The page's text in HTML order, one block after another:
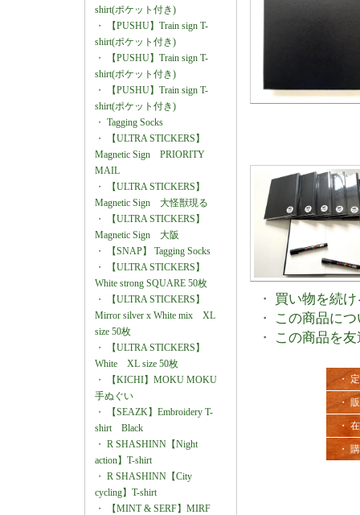
shirt(ポケット付き)
・
【PUSHU】Train sign T-
shirt(ポケット付き)
・
【PUSHU】Train sign T-
shirt(ポケット付き)
・
【PUSHU】Train sign T-
shirt(ポケット付き)
・ Tagging Socks
・
【ULTRA STICKERS】
Magnetic Sign PRIORITY
MAIL
・
【ULTRA STICKERS】
Magnetic Sign 大怪獣現る
・
【ULTRA STICKERS】
Magnetic Sign 大阪
・
【SNAP】 Tagging Socks
・
【ULTRA STICKERS】
White strong SQUARE 50枚
・
【ULTRA STICKERS】
Mirror silver x White mix XL
size 50枚
・
【ULTRA STICKERS】
White XL size 50枚
・
【KICHI】MOKU MOKU
手ぬぐい
・
【SEAZK】Embroidery T-
shirt Black
・ R SHASHINN【Night
action】T-shirt
・ R SHASHINN【City
cycling】T-shirt
・
【MINT & SERF】MIRF
・ 買い物を続け
・
この商品に
・
この商品を
・
・
・
・